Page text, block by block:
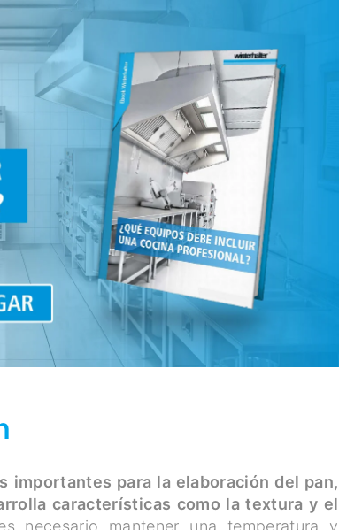
importantes para la elaboración del pan,
características como la textura y el
necesario mantener una temperatura y